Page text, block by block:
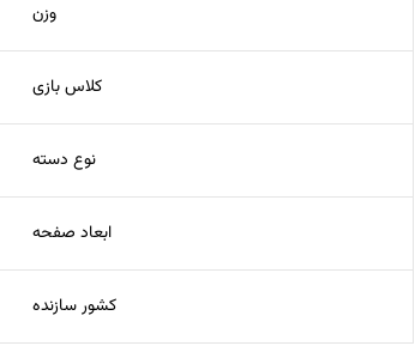
وزن
کلاس بازی
نوع دسته
ابعاد صفحه
کشور سازنده